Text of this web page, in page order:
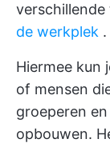
de werkplek .
Hiermee kun
of mensen
groeperen
opbouwen.